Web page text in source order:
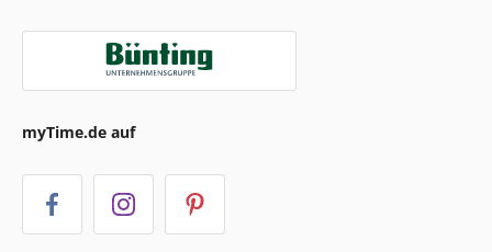
myTime.de auf